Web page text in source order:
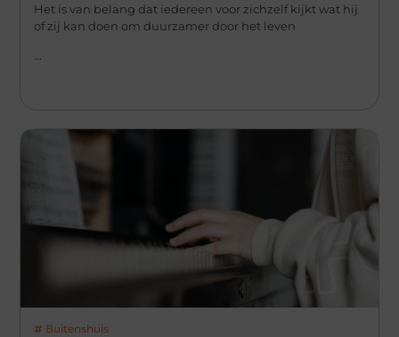
Het is van belang dat iedereen voor zichzelf kijkt wat hij
of zij kan doen om duurzamer door het leven
Buitenshuis